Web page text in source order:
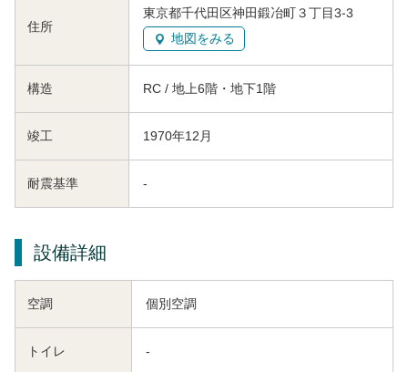
住所
東京都千代田区神田鍛冶町３丁目3-3
地図をみる
構造 RC / 地上6階・地下1階
竣工 1970年12月
耐震基準 -
設備詳細
空調 個別空調
トイレ -